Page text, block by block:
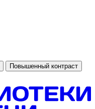
Повышенный контраст